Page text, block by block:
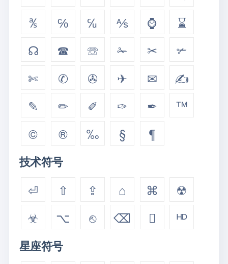
℁
℅ ℆ ⅍ ⌚
⌛
☊
☎ ☏ ✁ ✂
✃
✄
✆ ✇ ✈ ✉
✍
✎
✏ ✐ ✑ ✒
™
©
® ‰ § ¶
技术符号
⏎ ⇧ ⇪ ⌂ ⌘
☢
☣
⌥ ⎋ ⌫  ᴴᴰ
星座符号